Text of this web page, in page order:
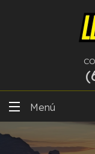
Ir
contenido
Menú
DUI